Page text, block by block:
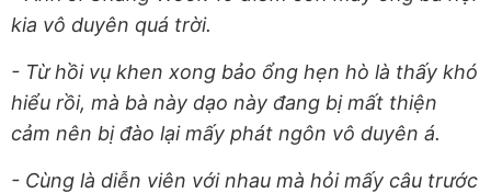
kia vô duyên quá trời.
- Từ hồi vụ khen xong bảo ổng hẹn hò là thấy khó
hiểu rồi, mà bà này dạo này đang bị mất thiện
cảm nên bị đào lại mấy phát ngôn vô duyên á.
- Cùng là diễn viên với nhau mà hỏi mấy câu trước